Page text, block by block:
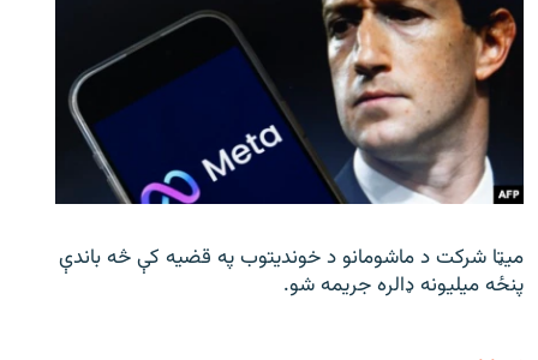
میټا شرکت د ماشومانو د خوندیتوب په قضیه کې څه باندې
پنځه میلیونه ډالره جریمه شو.